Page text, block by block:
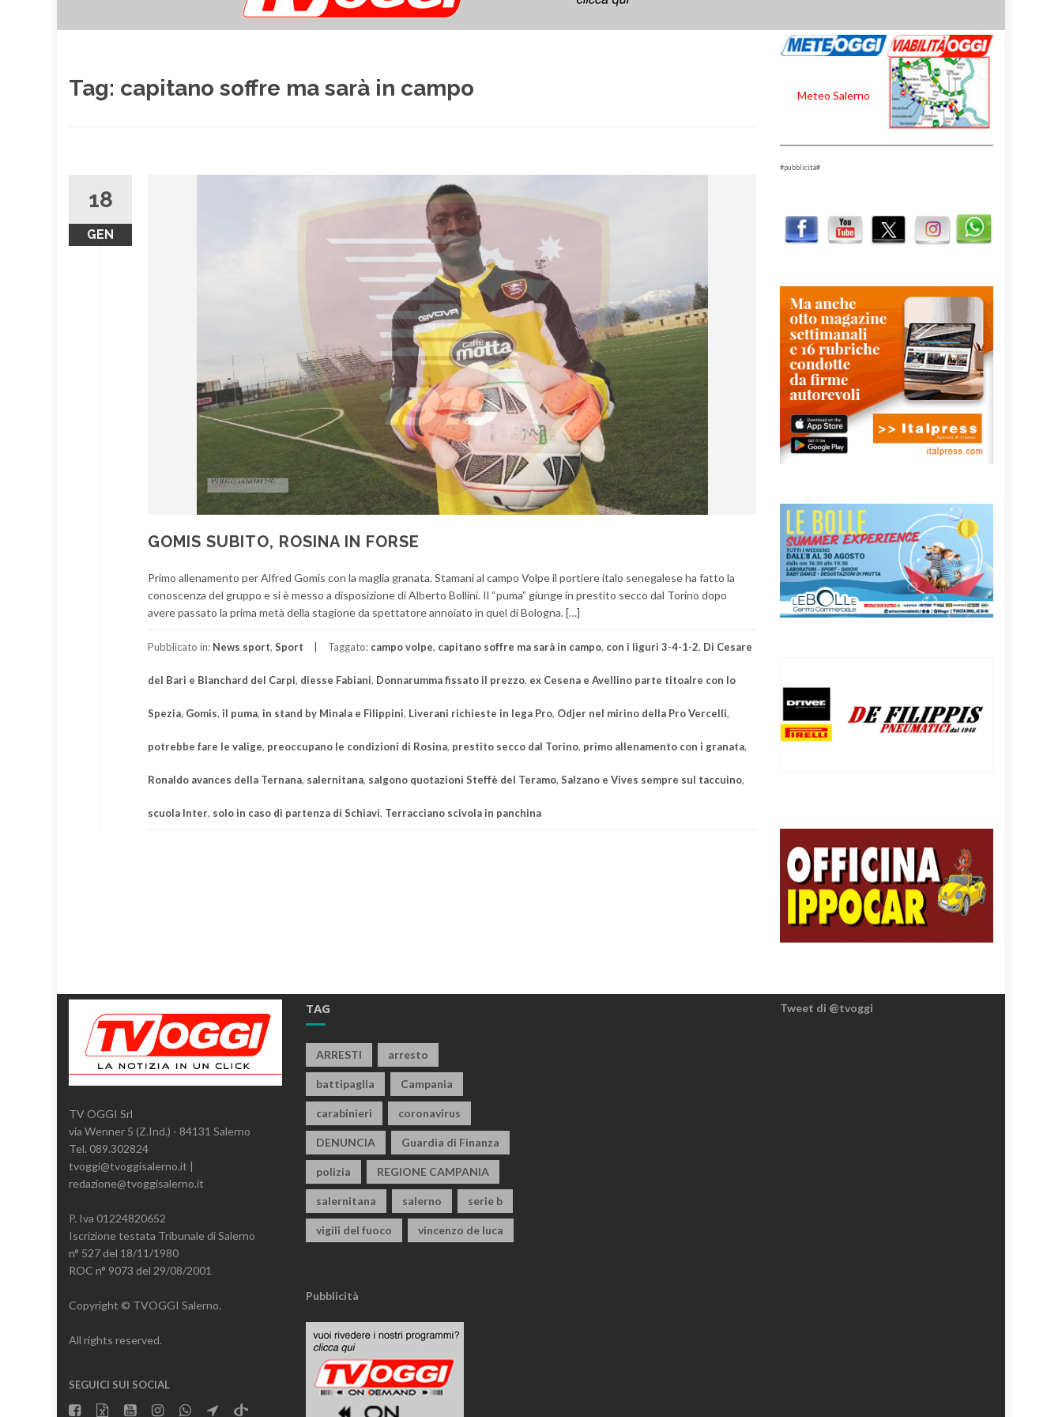
Tag: capitano soffre ma sarà in campo
18
GEN
GOMIS SUBITO, ROSINA IN FORSE
Primo allenamento per Alfred Gomis con la maglia granata. Stamani al campo Volpe il portiere italo senegalese ha fatto la
conoscenza del gruppo e si è messo a disposizione di Alberto Bollini. Il “puma” giunge in prestito secco dal Torino dopo
avere passato la prima metà della stagione da spettatore annoiato in quel di Bologna. […]
Pubblicato in: News sport, Sport Taggato: campo volpe, capitano soffre ma sarà in campo, con i liguri 3-4-1-2, Di Cesare
del Bari e Blanchard del Carpi, diesse Fabiani, Donnarumma fissato il prezzo, ex Cesena e Avellino parte titoalre con lo
Spezia, Gomis, il puma, in stand by Minala e Filippini, Liverani richieste in lega Pro, Odjer nel mirino della Pro Vercelli,
potrebbe fare le valige, preoccupano le condizioni di Rosina, prestito secco dal Torino, primo allenamento con i granata,
Ronaldo avances della Ternana, salernitana, salgono quotazioni Steffè del Teramo, Salzano e Vives sempre sul taccuino,
scuola Inter, solo in caso di partenza di Schiavi, Terracciano scivola in panchina
Meteo Salerno
#pubblicità#
TV OGGI Srl
via Wenner 5 (Z.Ind.) - 84131 Salerno
Tel. 089.302824
tvoggi@tvoggisalerno.it |
redazione@tvoggisalerno.it
P. Iva 01224820652
Iscrizione testata Tribunale di Salerno
n° 527 del 18/11/1980
ROC n° 9073 del 29/08/2001
Copyright © TVOGGI Salerno.
All rights reserved.
SEGUICI SUI SOCIAL
TAG
ARRESTI arresto
battipaglia Campania
carabinieri coronavirus
DENUNCIA Guardia di Finanza
polizia REGIONE CAMPANIA
salernitana salerno serie b
vigili del fuoco vincenzo de luca
Pubblicità
Tweet di @tvoggi